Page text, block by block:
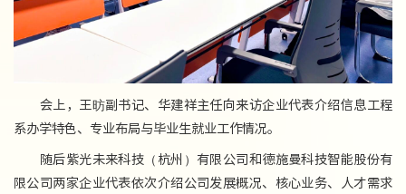
会上，王昉副书记、华建祥主任向来访企业代表介绍信息工程
系办学特色、专业布局与毕业生就业工作情况。
随后紫光未来科技（杭州）有限公司和德施曼科技智能股份有
限公司两家企业代表依次介绍公司发展概况、核心业务、人才需求